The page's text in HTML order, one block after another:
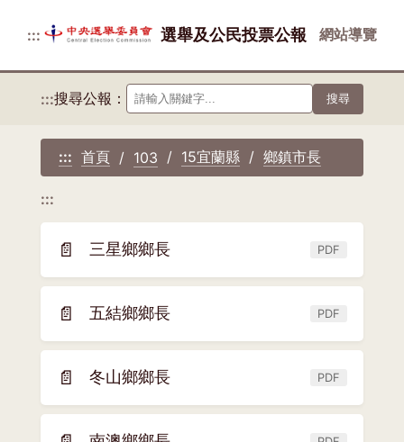
::: 選舉及公民投票公報 網站導覽
:::搜尋公報： 搜尋
::: 首頁 103 15宜蘭縣 鄉鎮市長
:::
📄 三星鄉鄉長 PDF
(另
開
新
視
窗)
📄 五結鄉鄉長 PDF
(另
開
新
視
窗)
📄 冬山鄉鄉長 PDF
(另
開
新